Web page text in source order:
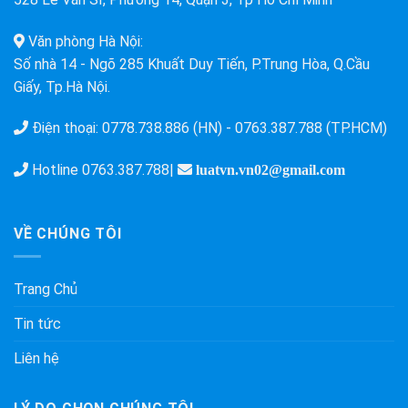
Văn phòng Hà Nội:
Số nhà 14 - Ngõ 285 Khuất Duy Tiến, P.Trung Hòa, Q.Cầu
Giấy, Tp.Hà Nội.
Điện thoại: 0778.738.886 (HN) - 0763.387.788 (TP.HCM)
Hotline 0763.387.788 luatvn.vn02@gmail.com
VỀ CHÚNG TÔI
Trang Chủ
Tin tức
Liên hệ